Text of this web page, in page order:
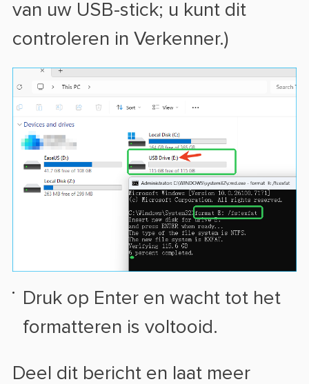
van uw USB-stick; u kunt dit
controleren in Verkenner.)
Druk op Enter en wacht tot het
formatteren is voltooid.
Deel dit bericht en laat meer